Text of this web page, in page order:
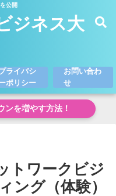
公開
ジネス大
ライバシ
ポリシー
お問い合わ
せ
ンを増やす方法！
トワークビジ
ング（体験）